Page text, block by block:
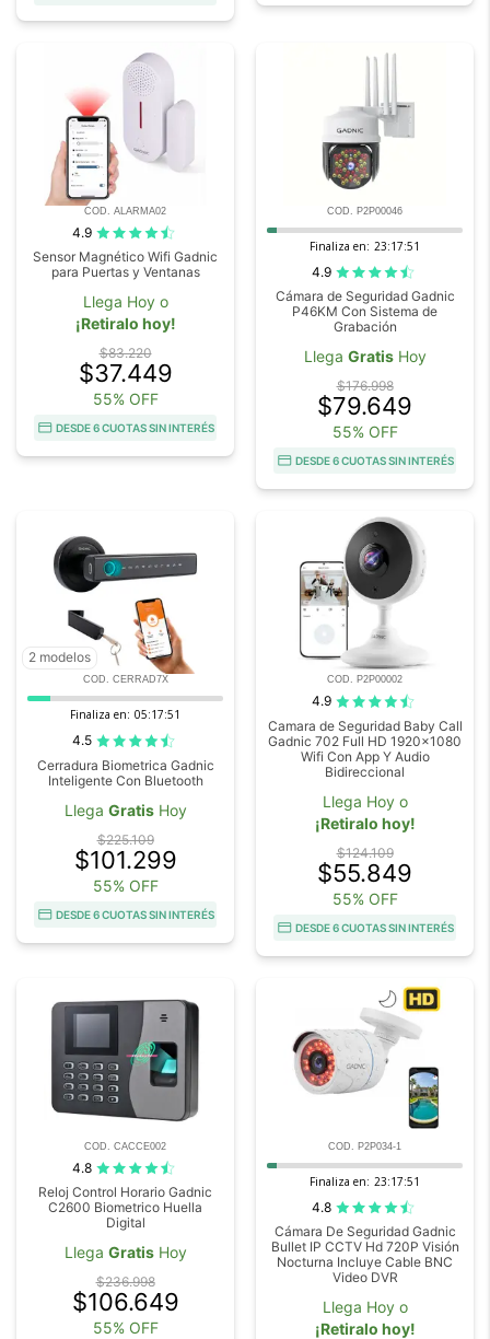
COD. ALARMA02
4.9
Sensor Magnético Wifi Gadnic
para Puertas y Ventanas
Llega Hoy o
¡Retiralo hoy!
$83.220
$37.449
55% OFF
DESDE 6 CUOTAS SIN INTERÉS
COD. P2P00046
Finaliza en: 23:17:50
4.9
Cámara de Seguridad Gadnic
P46KM Con Sistema de
Grabación
Llega GratisHoy
$176.998
$79.649
55% OFF
DESDE 6 CUOTAS SIN INTERÉS
2 modelos
COD. CERRAD7X
Finaliza en: 05:17:50
4.5
Cerradura Biometrica Gadnic
Inteligente Con Bluetooth
Llega GratisHoy
$225.109
$101.299
55% OFF
DESDE 6 CUOTAS SIN INTERÉS
COD. P2P00002
4.9
Camara de Seguridad Baby Call
Gadnic 702 Full HD 1920x1080
Wifi Con App Y Audio
Bidireccional
Llega Hoy o
¡Retiralo hoy!
$124.109
$55.849
55% OFF
DESDE 6 CUOTAS SIN INTERÉS
COD. CACCE002
4.8
Reloj Control Horario Gadnic
C2600 Biometrico Huella
Digital
Llega GratisHoy
$236.998
$106.649
55% OFF
COD. P2P034-1
Finaliza en: 23:17:50
4.8
Cámara De Seguridad Gadnic
Bullet IP CCTV Hd 720P Visión
Nocturna Incluye Cable BNC
Video DVR
Llega Hoy o
¡Retiralo hoy!